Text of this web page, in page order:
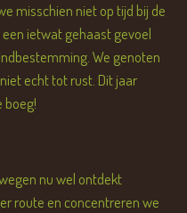
misschien niet op tijd bij de
ietwat gehaast gevoel
We genoten
echt tot rust. Dit jaar
boeg!
nu wel ontdekt
route en concentreren we